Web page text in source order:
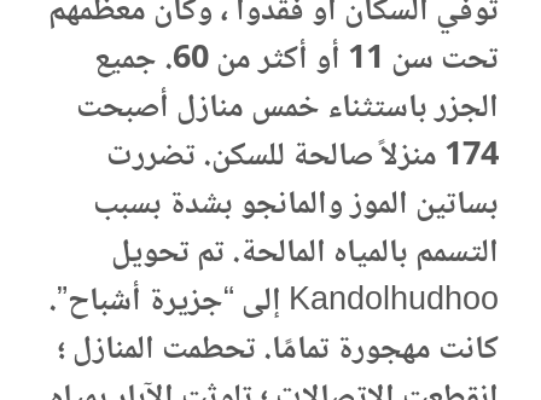
توفي السكان أو فقدوا ، وكان معظمهم
تحت سن 11 أو أكثر من 60. جميع
الجزر باستثناء خمس منازل أصبحت
174 منزلاً صالحة للسكن. تضررت
بساتين الموز والمانجو بشدة بسبب
التسمم بالمياه المالحة. تم تحويل
Kandolhudhoo إلى “جزيرة أشباح”.
كانت مهجورة تمامًا. تحطمت المنازل ؛